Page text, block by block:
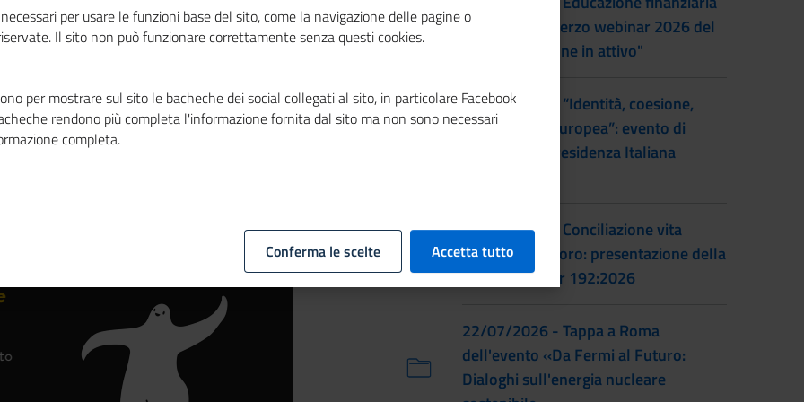
commercio di
al femminile: terzo webinar 2026 del
progetto "Donne in attivo"
28/07/2026 - “Identità, coesione,
integrazione europea”: evento di
lancio della Presidenza Italiana
22/07/2026 - Conciliazione vita
familiare e lavoro: presentazione della
prassi UNI/Pdr 192:2026
22/07/2026 - Tappa a Roma
dell'evento «Da Fermi al Futuro:
Dialoghi sull'energia nucleare
per usare le funzioni base del sito, come la navigazione delle pagine o
Il sito non può funzionare correttamente senza questi cookies.
per mostrare sul sito le bacheche dei social collegati al sito, in particolare Facebook
rendono più completa l'informazione fornita dal sito ma non sono necessari
completa.
Conferma le scelte Accetta tutto